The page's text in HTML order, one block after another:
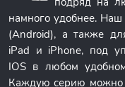
намного удобнее.
(Android), а также
iPad и iPhone, под
IOS в любом
Каждую серию можно